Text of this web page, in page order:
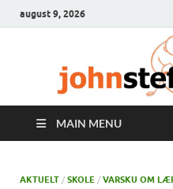
august 9, 2026
MAIN MENU
AKTUELT / SKOLE / VARSKU OM